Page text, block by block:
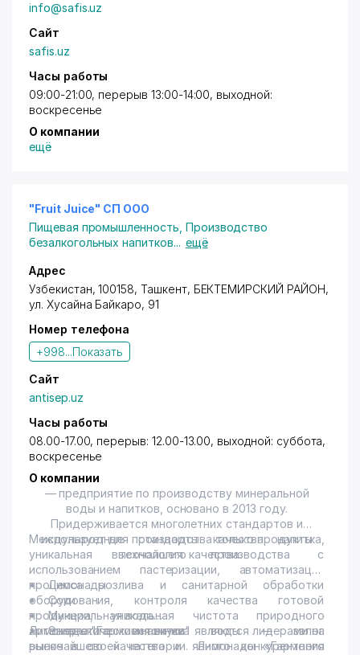
info@safis.uz
Сайт
safis.uz
Часы работы
09:00-21:00, перерыв 13:00-14:00, выходной:
воскресенье
О компании
ещё
"Fruit Juice" СП ООО
Пищевая промышленность Производство
безалкогольных напитков... ещё
Адрес
Узбекистан, 100158, Ташкент, БЕКТЕМИРСКИЙ РАЙОН,
ул. Хусайна Байкаро, 91
Номер телефона
+998...Показать
Сайт
antisep.uz
Часы работы
08.00-17.00, перерыв: 12.00-13.00, выходной: суббота,
воскресенье
О компании
— предприятие по производству минеральной
воды и напитков, основано в 2013 году.
Придерживается многолетних стандартов и
использует для производства только продукты
высочайшего качества.
Международные стандарты качества напитка,
уникальная технология производства с
использованием пастеризации, автоматизации
процесса розлива и санитарной обработки
оборудования, контроля качества готовой
продукции, уникальная чистота природного
артезианского источника воды — залог
высочайшего качества и явного конкурентного
• Лимонады
• Соки
• Минеральная вода
• Энергетические напитки
Лимонады "Гармония вкуса" являются лидерами на
рынке в своей категории. Лимонады «Гармония